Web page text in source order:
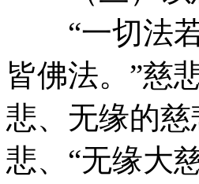
“一切法若
皆佛法。”慈
悲、无缘的
悲、“无缘大